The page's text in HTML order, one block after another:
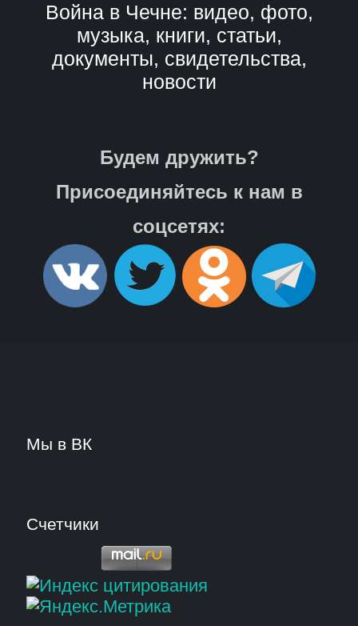
Война в Чечне: видео, фото,
музыка, книги, статьи,
документы, свидетельства,
новости
Будем дружить?
Присоединяйтесь к нам в
соцсетях:
Мы в ВК
Счетчики